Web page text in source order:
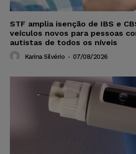
STF amplia isenção de IBS e
veículos novos para pessoas
autistas de todos os níveis
Karina Silvério - 07/08/2026